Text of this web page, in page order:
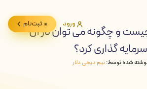
ورود ثبت‌نام
و چگونه می توان در آن
سرمایه گذاری کرد؟
شده توسط:تیم دیجی دلار